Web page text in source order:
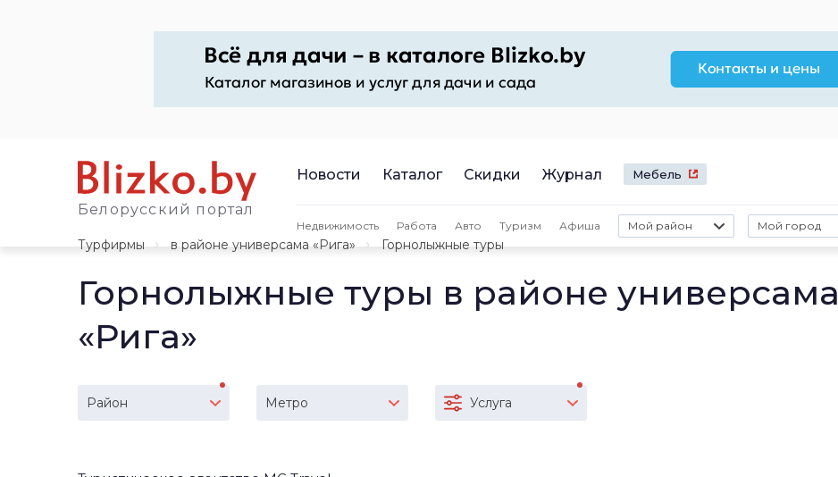
Белорусский портал
Новости Каталог Скидки Журнал Мебель
Недвижимость Работа Авто Туризм Афиша Мой район Мой город
Турфирмы
в районе универсама «Рига» Горнолыжные туры
Горнолыжные туры в районе универсама
«Рига»
Район Метро Услуга